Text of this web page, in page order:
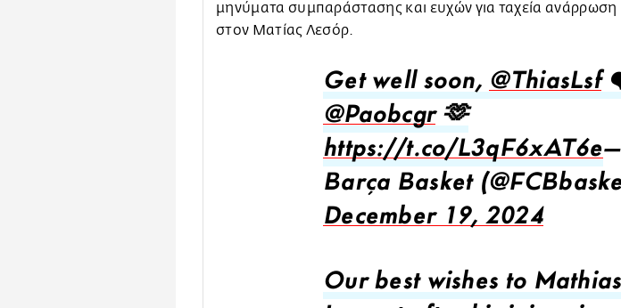
μηνύματα συμπαράστασης και ευχών για ταχεία ανάρρωση
στον Ματίας Λεσόρ.
Get well soon, @ThiasLsf
@Paobcgr 🫶
https://t.co/L3qF6xAT6e—
Barça Basket
December 19, 2024
Our best wishes to Mathias